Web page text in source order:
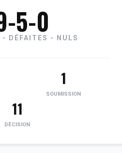
5-0
- DÉFAITES - NULS
1
SOUMISSION
11
DÉCISION